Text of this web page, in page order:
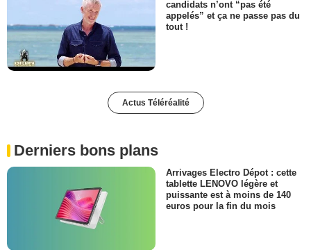
candidats n’ont “pas été
appelés” et ça ne passe pas du
tout !
Actus Téléréalité
Derniers bons plans
Arrivages Electro Dépot : cette
tablette LENOVO légère et
puissante est à moins de 140
euros pour la fin du mois